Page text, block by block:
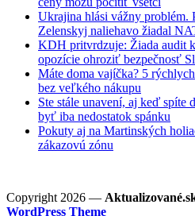
Ukrajina hlási vážny problém.
Zelenskyj naliehavo žiadal
KDH pritvrdzuje: Žiada audit
opozície ohroziť bezpečnosť
Máte doma vajíčka? 5
bez veľkého nákupu
Ste stále unavení, aj keď spíte
byť iba nedostatok spánku
Pokuty aj na Martinských
zákazovú zónu
Copyright 2026 —
WordPress Theme